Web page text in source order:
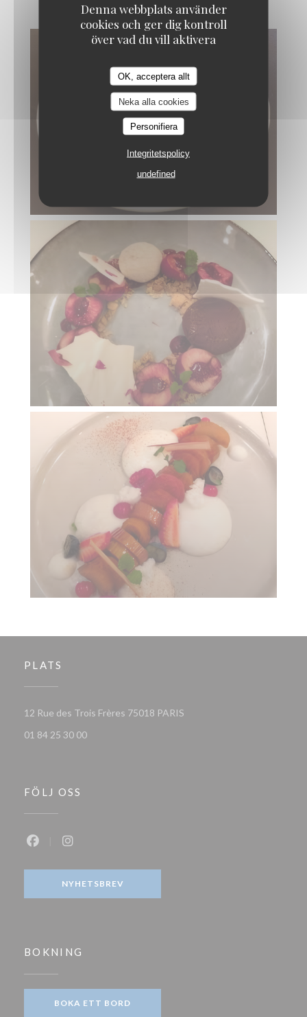
Denna webbplats använder
cookies och ger dig kontroll
över vad du vill aktivera
OK, acceptera allt
Neka alla cookies
Personifiera
Integritetspolicy
undefined
PLATS
12 Rue des Trois Frères 75018 PARIS
01 84 25 30 00
FÖLJ OSS
NYHETSBREV
BOKNING
BOKA ETT BORD